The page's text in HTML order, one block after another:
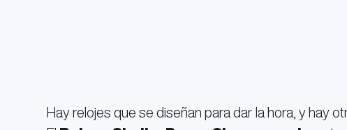
Hay relojes que se diseñan para dar la hora, y hay